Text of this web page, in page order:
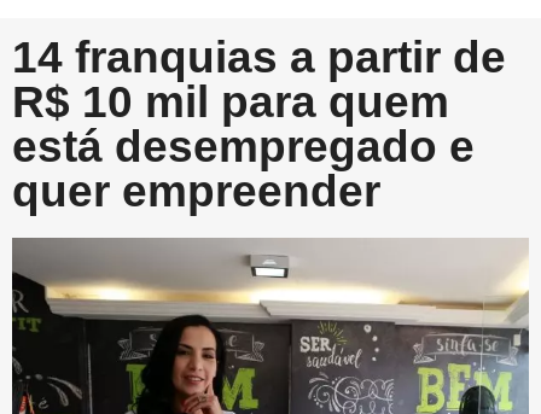
14 franquias a partir de
R$ 10 mil para quem
está desempregado e
quer empreender